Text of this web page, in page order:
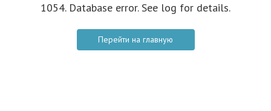
1054. Database error. See log for details.
Перейти на главную